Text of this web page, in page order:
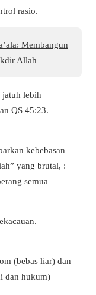
rasio.
Membangun
Allah
lebih
QS 45:23.
kebebasan
yang brutal, :
semua
(bebas liar) dan
dan hukum)